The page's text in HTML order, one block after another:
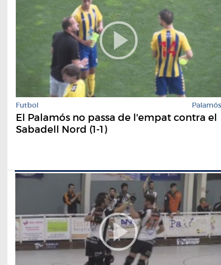
Futbol Palamós
El Palamós no passa de l'empat contra el
Sabadell Nord (1-1)